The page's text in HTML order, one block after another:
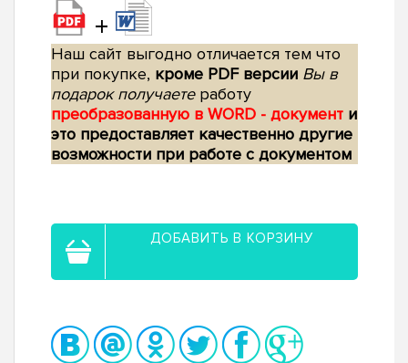
+
Наш сайт выгодно отличается тем что
при покупке, кроме PDF версии Вы в
подарок получаетеработу
преобразованную в WORD - документ и
это предоставляет качественно другие
возможности при работе с документом
ДОБАВИТЬ В КОРЗИНУ